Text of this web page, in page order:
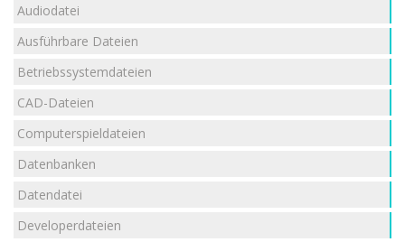
Audiodatei
Ausführbare Dateien
Betriebssystemdateien
CAD-Dateien
Computerspieldateien
Datenbanken
Datendatei
Developerdateien